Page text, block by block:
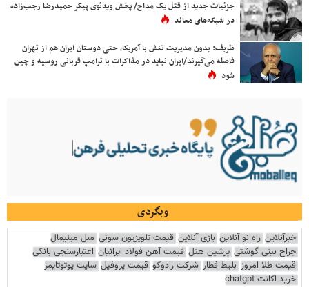
جزئیات جدید از قتل یک مداح/ پخش ویدئوی پیکر حمیدرضا رجب‌زاده
در شبکه‌های معاند
ظریف: بدون مدیریت تنش با آمریکا، حتی دوستان ایران هم از تهران
فاصله می‌گیرند/ایران نباید در مذاکرات با ترامپ قربانی روسیه و چین
شود
وبگردی
خبرآنلاین راه نو آنلاین بازی آنلاین قیمت تلویزیون سونی مبل مینیمال
جراح بینی گوشتی پرشین هتل قیمت آهن فولاد ایرانیان اعتبارسنجی بانکی
قیمت طلا امروز بلیط قطار شرکت رادوکو قیمت پروفیل سایت یوتوتایمز
خرید اکانت chatgpt